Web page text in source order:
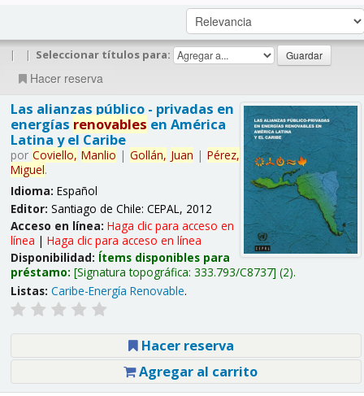
| | Seleccionar títulos para:
Hacer reserva
Las alianzas público - privadas en
energías renovables en América
Latina y el Caribe
por Coviello, Manlio | Gollán, Juan | Pérez,
Miguel.
Idioma: Español
Editor: Santiago de Chile: CEPAL, 2012
Acceso en línea: Haga clic para acceso en
línea | Haga clic para acceso en línea
Disponibilidad: Ítems disponibles para
préstamo: Signatura topográfica: 333.793/C8737 (2).
Listas: Caribe-Energía Renovable.
Hacer reserva
Agregar al carrito